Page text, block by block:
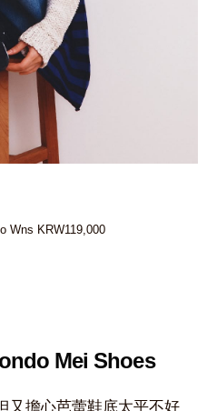
Wns KRW119,000
Mei Shoes
又擔心芭蕾鞋底太平不好